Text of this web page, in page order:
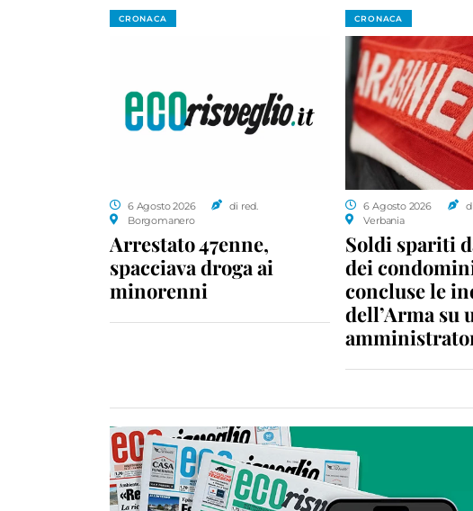
CRONACA
6 Agosto 2026
di red.
Borgomanero
Arrestato 47enne,
spacciava droga ai
minorenni
CRONACA
6 Agosto 2026
Verbania
Soldi spariti
dei
concluse le
dell’Arma su